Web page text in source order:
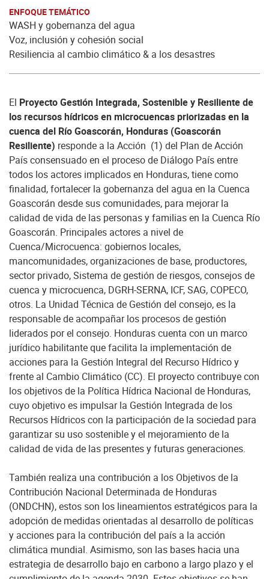
ENFOQUE TEMÁTICO
WASH y gobernanza del agua
Voz, inclusión y cohesión social
Resiliencia al cambio climático & a los desastres
El Proyecto Gestión Integrada, Sostenible y Resiliente de
los recursos hídricos en microcuencas priorizadas en la
cuenca del Río Goascorán, Honduras (Goascorán
Resiliente) responde a la Acción (1) del Plan de Acción
País consensuado en el proceso de Diálogo País entre
todos los actores implicados en Honduras, tiene como
finalidad, fortalecer la gobernanza del agua en la Cuenca
Goascorán desde sus comunidades, para mejorar la
calidad de vida de las personas y familias en la Cuenca Río
Goascorán. Principales actores a nivel de
Cuenca/Microcuenca: gobiernos locales,
mancomunidades, organizaciones de base, productores,
sector privado, Sistema de gestión de riesgos, consejos de
cuenca y microcuenca, DGRH-SERNA, ICF, SAG, COPECO,
otros. La Unidad Técnica de Gestión del consejo, es la
responsable de acompañar los procesos de gestión
liderados por el consejo. Honduras cuenta con un marco
jurídico habilitante que facilita la implementación de
acciones para la Gestión Integral del Recurso Hídrico y
frente al Cambio Climático (CC). El proyecto contribuye con
los objetivos de la Política Hídrica Nacional de Honduras,
cuyo objetivo es impulsar la Gestión Integrada de los
Recursos Hídricos con la participación de la sociedad para
garantizar su uso sostenible y el mejoramiento de la
calidad de vida de las presentes y futuras generaciones.
También realiza una contribución a los Objetivos de la
Contribución Nacional Determinada de Honduras
(ONDCHN), estos son los lineamientos estratégicos para la
adopción de medidas orientadas al desarrollo de políticas
y acciones para la contribución del país a la acción
climática mundial. Asimismo, son las bases hacia una
estrategia de desarrollo bajo en carbono a largo plazo y el